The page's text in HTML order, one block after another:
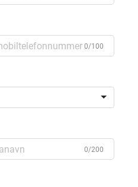
0/100
0/200